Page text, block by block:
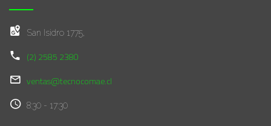
San Isidro 1775,
(2) 2585 2380
ventas@tecnocomae.cl
8:30 - 17:30